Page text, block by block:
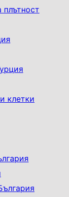
плътност
клетки